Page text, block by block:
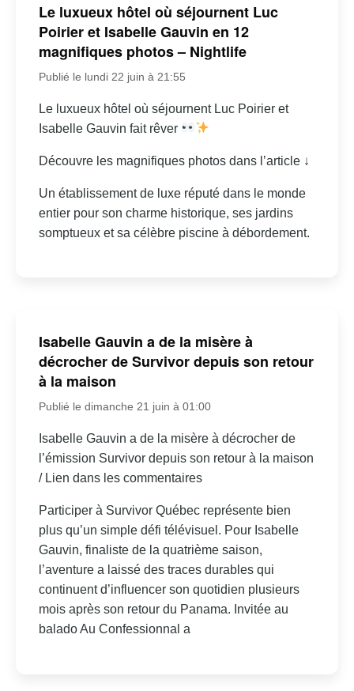
Le luxueux hôtel où séjournent Luc
Poirier et Isabelle Gauvin en 12
magnifiques photos – Nightlife
Publié le lundi 22 juin à 21:55
Le luxueux hôtel où séjournent Luc Poirier et
Isabelle Gauvin fait rêver
Découvre les magnifiques photos dans l’article ↓
Un établissement de luxe réputé dans le monde
entier pour son charme historique, ses jardins
somptueux et sa célèbre piscine à débordement.
Isabelle Gauvin a de la misère à
décrocher de Survivor depuis son retour
à la maison
Publié le dimanche 21 juin à 01:00
Isabelle Gauvin a de la misère à décrocher de
l’émission Survivor depuis son retour à la maison
/ Lien dans les commentaires
Participer à Survivor Québec représente bien
plus qu’un simple défi télévisuel. Pour Isabelle
Gauvin, finaliste de la quatrième saison,
l’aventure a laissé des traces durables qui
continuent d’influencer son quotidien plusieurs
mois après son retour du Panama. Invitée au
balado Au Confessionnal a